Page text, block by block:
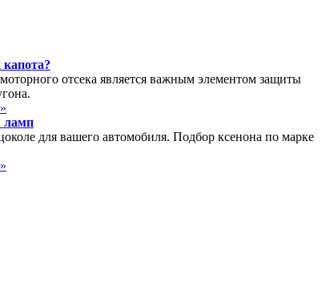
капота?
отсека является важным элементом защиты
ламп
для вашего автомобиля. Подбор ксенона по марке